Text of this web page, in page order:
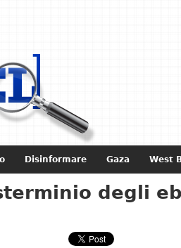
Disinformare Gaza West
di Israele
degli